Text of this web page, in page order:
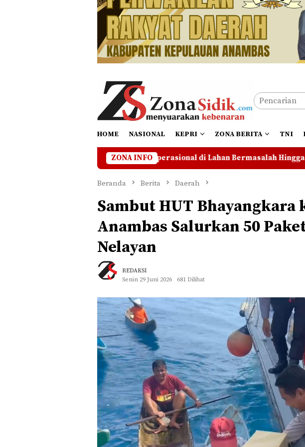
HOME NASIONAL KEPRI ZONA BERITA TNI
ZONA INFO
Hentikan Operasional di Lahan Bermasalah Hingga Ada Kejelasan
Beranda Berita Daerah
Sambut HUT Bhayangkara
Anambas Salurkan 50
Nelayan
REDAKSI
Senin 29 Juni 2026
681 Dilihat